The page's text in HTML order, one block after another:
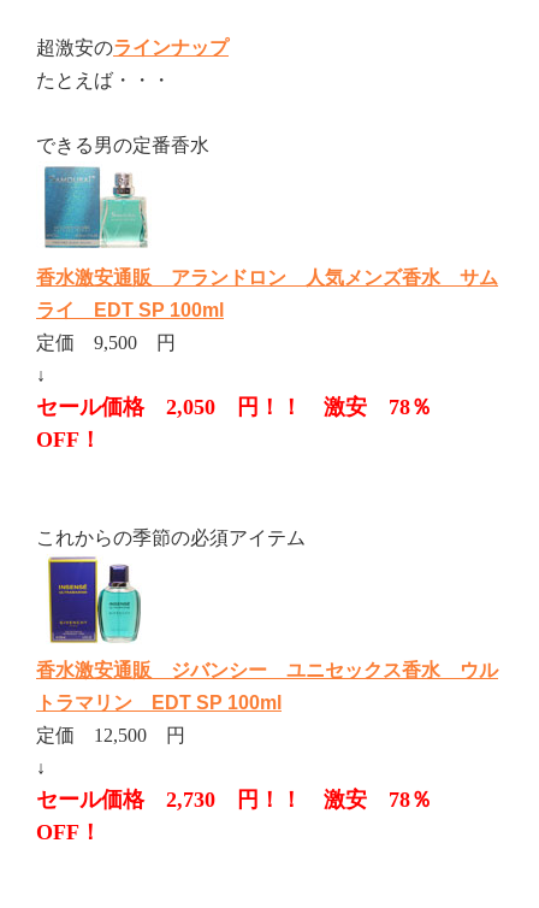
超激安のラインナップ
たとえば・・・
できる男の定番香水
香水激安通販 アランドロン 人気メンズ香水 サム
ライ EDT SP 100ml
定価 9,500 円
↓
セール価格 2,050 円！！ 激安 78％
OFF！
これからの季節の必須アイテム
香水激安通販 ジバンシー ユニセックス香水 ウル
トラマリン EDT SP 100ml
定価 12,500 円
↓
セール価格 2,730 円！！ 激安 78％
OFF！